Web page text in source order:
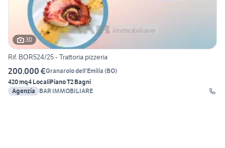
30
Rif. BOR524/25 - Trattoria pizzeria
200.000 €Granarolo dell'Emilia (BO)
420 mq4 LocaliPiano T2 Bagni
Agenzia
BAR IMMOBILIARE